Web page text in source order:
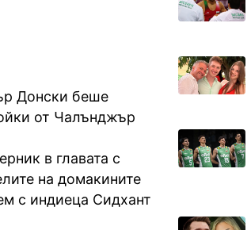
Донски беше
от Чалънджър
в главата с
на домакините
с индиеца Сидхант